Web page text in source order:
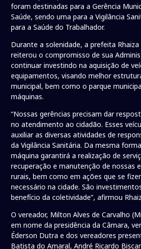
foram destinadas para a Gerência
Saúde, sendo uma para a Vigilância
para a Saúde do Trabalhador.
Durante a solenidade, a prefeita
reiterou o compromisso de sua
continuar investindo na aquisição de
equipamentos, visando melhor
municipal, bem como o parque
máquinas.
“Nossas gerências precisam dar
no atendimento ao cidadão. Esses
auxiliar as diversas atividades de
da Vigilância Sanitária. Da mesma
máquina garantirá a realização de
recuperação e manutenção de nossas
rurais, bem como em ações que se
necessário na cidade. São
benefício da coletividade”, afirmou
O vereador, Milton Alves de Carvalho
em nome da presidência da Câmara,
Éderson Dutra e dos vereadores
Batista do Amaral, André Ricardo